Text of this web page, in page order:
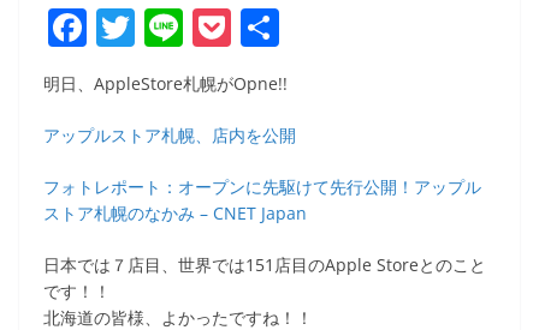
F
a
c
e
b
o
o
k
T
w
itt
er
Li
n
e
P
o
ck
et
有
明日、AppleStore札幌がOpne!!
アップルストア札幌、店内を公開
フォトレポート：オープンに先駆けて先行公開！アップル
ストア札幌のなかみ – CNET Japan
日本では７店目、世界では151店目のApple Storeとのこと
です！！
北海道の皆様、よかったですね！！